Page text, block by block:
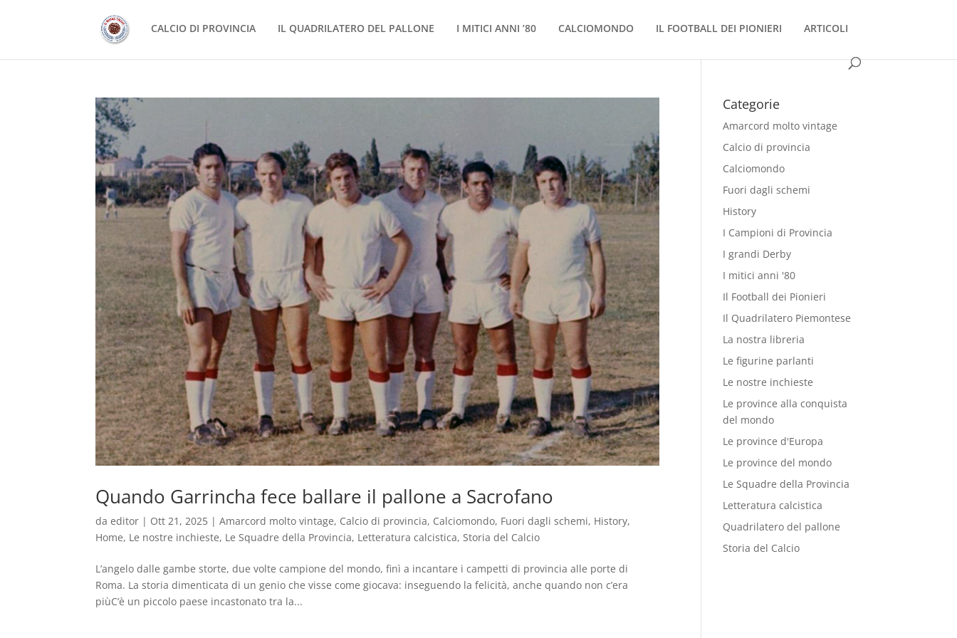
CALCIO DI PROVINCIA IL QUADRILATERO DEL PALLONE I MITICI ANNI ’80 CALCIOMONDO IL FOOTBALL DEI PIONIERI ARTICOLI
Quando Garrincha fece ballare il pallone a Sacrofano
daeditor | Ott 21, 2025 |Amarcord molto vintage, Calcio di provincia, Calciomondo, Fuori dagli schemi, History,
Home, Le nostre inchieste, Le Squadre della Provincia, Letteratura calcistica,Storia del Calcio
L’angelo dalle gambe storte, due volte campione del mondo, finì a incantare i campetti di provincia alle porte di
Roma. La storia dimenticata di un genio che visse come giocava: inseguendo la felicità, anche quando non c’era
piùC’è un piccolo paese incastonato tra la...
Categorie
Amarcord molto vintage
Calcio di provincia
Calciomondo
Fuori dagli schemi
History
I Campioni di Provincia
I grandi Derby
I mitici anni '80
Il Football dei Pionieri
Il Quadrilatero Piemontese
La nostra libreria
Le figurine parlanti
Le nostre inchieste
Le province alla conquista
del mondo
Le province d'Europa
Le province del mondo
Le Squadre della Provincia
Letteratura calcistica
Quadrilatero del pallone
Storia del Calcio